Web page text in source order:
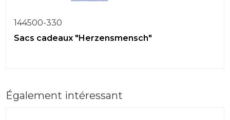
144500-330
Sacs cadeaux "Herzensmensch"
Également intéressant